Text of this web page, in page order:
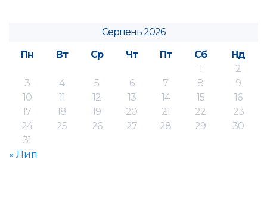
Серпень 2026
Пн
Вт Ср Чт Пт Сб
Нд
1
2
3
4 5 6 7 8
9
10
11 12 13 14 15
16
17
18 19 20 21 22
23
24
25 26 27 28 29
30
31
« Лип